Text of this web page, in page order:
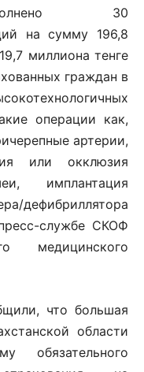
30
на сумму 196,8
миллиона тенге
граждан в
операции как,
артерии,
или окклюзия
имплантация
дефибриллятора
службе СКОФ
медицинского
что большая
области